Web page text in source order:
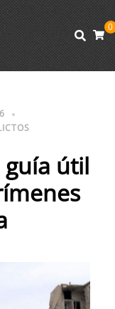
0
guía útil